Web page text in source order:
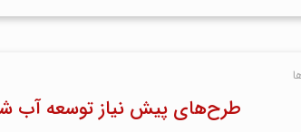
طرح‌های پیش نیاز توسعه آب